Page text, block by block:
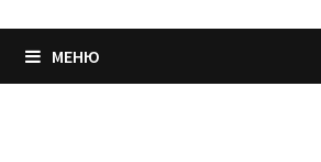
МЕНЮ